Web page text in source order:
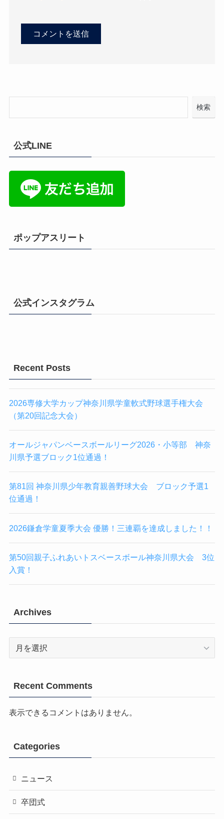
検索
公式LINE
ポップアスリート
公式インスタグラム
Recent Posts
2026専修大学カップ神奈川県学童軟式野球選手権大会
（第20回記念大会）
オールジャパンベースボールリーグ2026・小等部 神奈
川県予選ブロック1位通過！
第81回 神奈川県少年教育親善野球大会 ブロック予選1
位通過！
2026鎌倉学童夏季大会 優勝！三連覇を達成しました！！
第50回親子ふれあいトスベースボール神奈川県大会 3位
入賞！
Archives
Archives
Recent Comments
表示できるコメントはありません。
Categories
ニュース
卒団式